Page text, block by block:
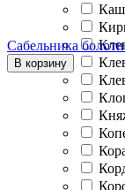
Сабельника
В корзину